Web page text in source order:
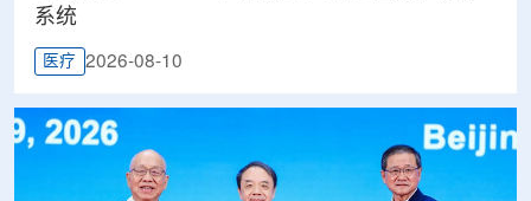
系统
医疗 2026-08-10